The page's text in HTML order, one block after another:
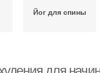
Йог для спины